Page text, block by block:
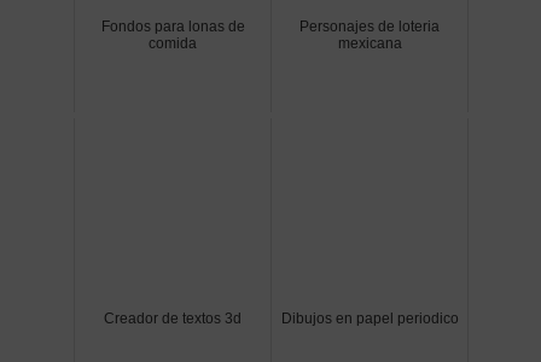
Fondos para lonas de
comida
Personajes de loteria
mexicana
Creador de textos 3d Dibujos en papel periodico